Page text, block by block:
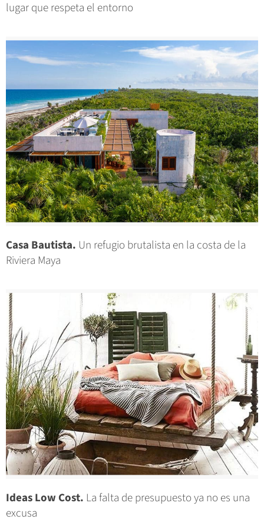
lugar que respeta el entorno
Casa Bautista. Un refugio brutalista en la costa de la
Riviera Maya
Ideas Low Cost. La falta de presupuesto ya no es una
excusa